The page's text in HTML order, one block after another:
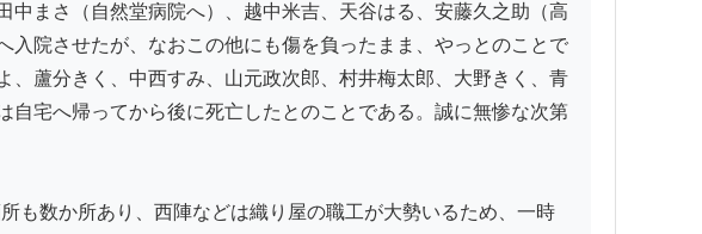
まさ（自然堂病院へ）、越中米吉、天谷はる、安藤久之助（高
院させたが、なおこの他にも傷を負ったまま、やっとのことで
蘆分きく、中西すみ、山元政次郎、村井梅太郎、大野きく、青
宅へ帰ってから後に死亡したとのことである。誠に無惨な次第
も数か所あり、西陣などは織り屋の職工が大勢いるため、一時